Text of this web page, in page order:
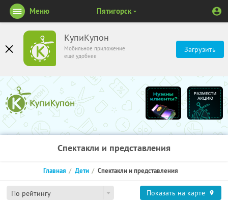
КупиКупон
Мобильное приложение
ещё удобнее
Загрузить
Меню Пятигорск
Спектакли и представления
По рейтингу
Главная Дети Спектакли и представления
Показать на карте